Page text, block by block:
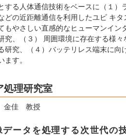
する人体通信技術をベースに（１）
どの近距離通信を利用したユビ キタ
もやさしい直感的なヒューマンイ
究、（３） 周囲環境に存在する様
研究、（４）バッテリレス端末に
す。
理研究室
佳 教授
ータを処理する次世代の